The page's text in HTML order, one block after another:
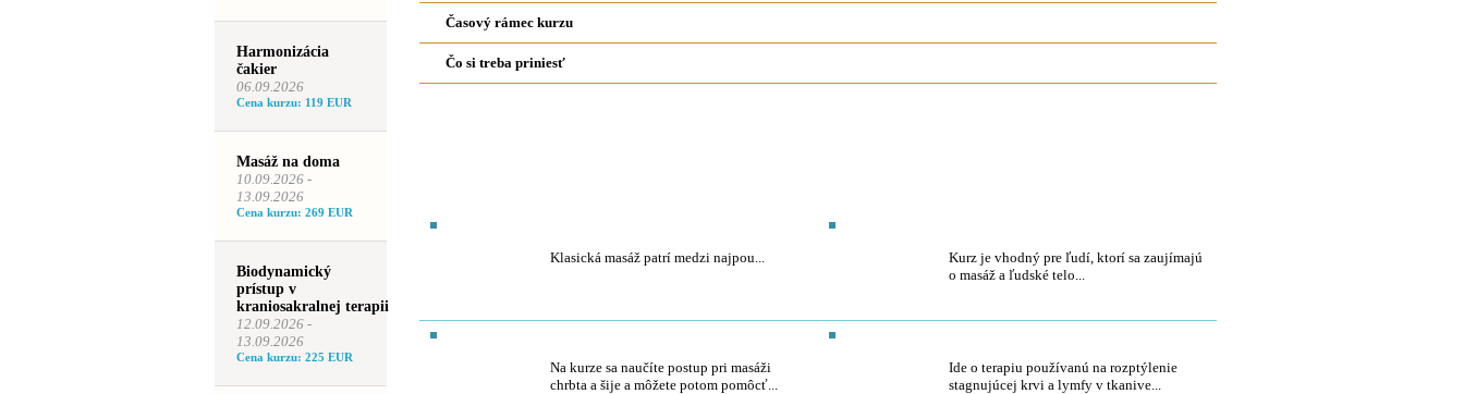
Harmonizácia
čakier
06.09.2026
Cena kurzu: 119 EUR
Masáž na doma
10.09.2026 -
13.09.2026
Cena kurzu: 269 EUR
Biodynamický
prístup v
kraniosakralnej terapii
12.09.2026 -
13.09.2026
Cena kurzu: 225 EUR
Časový rámec kurzu
Čo si treba priniesť
Klasická masáž patrí medzi najpou...
Kurz je vhodný pre ľudí, ktorí sa zaujímajú
o masáž a ľudské telo...
Na kurze sa naučíte postup pri masáži
chrbta a šije a môžete potom pomôcť...
Ide o terapiu používanú na rozptýlenie
stagnujúcej krvi a lymfy v tkanive...